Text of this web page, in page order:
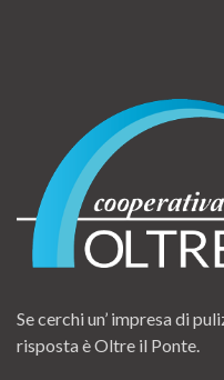
Se cerchi un’ impresa di
risposta è Oltre il Ponte.